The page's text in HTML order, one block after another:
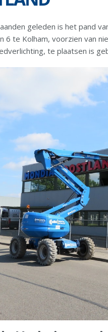
geleden is het pand
6 te Kolham, voorzien van
te plaatsen is